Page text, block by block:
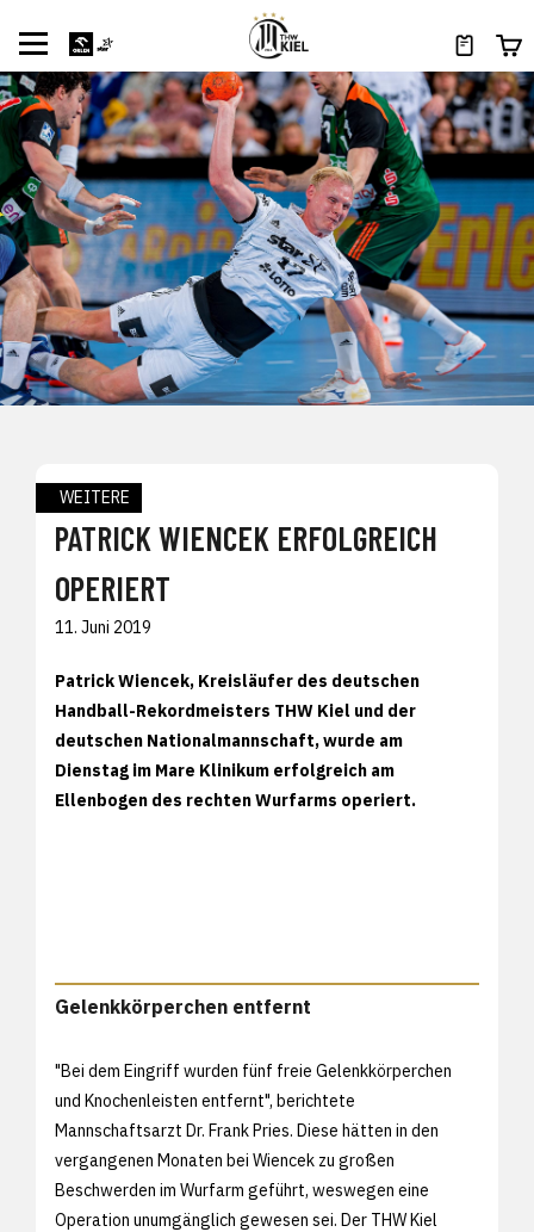
WEITERE
PATRICK WIENCEK ERFOLGREICH
OPERIERT
11. Juni 2019
Patrick Wiencek, Kreisläufer des deutschen
Handball-Rekordmeisters THW Kiel und der
deutschen Nationalmannschaft, wurde am
Dienstag im Mare Klinikum erfolgreich am
Ellenbogen des rechten Wurfarms operiert.
Gelenkkörperchen entfernt
"Bei dem Eingriff wurden fünf freie Gelenkkörperchen
und Knochenleisten entfernt", berichtete
Mannschaftsarzt Dr. Frank Pries. Diese hätten in den
vergangenen Monaten bei Wiencek zu großen
Beschwerden im Wurfarm geführt, weswegen eine
Operation unumgänglich gewesen sei. Der THW Kiel